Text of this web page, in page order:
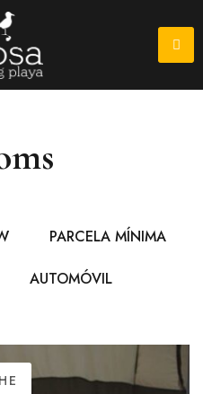
PARCELA MÍNIMA
AUTOMÓVIL